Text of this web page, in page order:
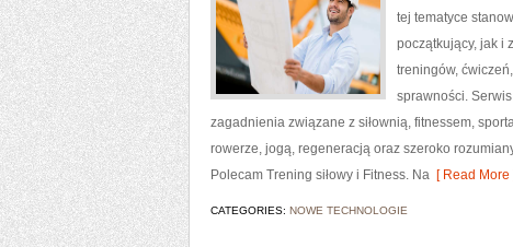
tej tematyce
początkujący, jak i
treningów,
sprawności.
zagadnienia związane z siłownią, fitnessem,
rowerze, jogą, regeneracją oraz szeroko
Polecam Trening siłowy i Fitness. Na [ Read More
CATEGORIES: NOWE TECHNOLOGIE